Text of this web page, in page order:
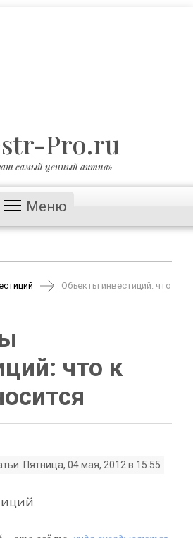
Pro.ru
самый ценный актив»
Меню
Объекты инвестиций: что
что к
Пятница, 04 мая, 2012 в 15:55